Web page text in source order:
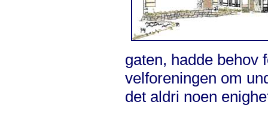
gaten, hadde behov
velforeningen om
det aldri noen